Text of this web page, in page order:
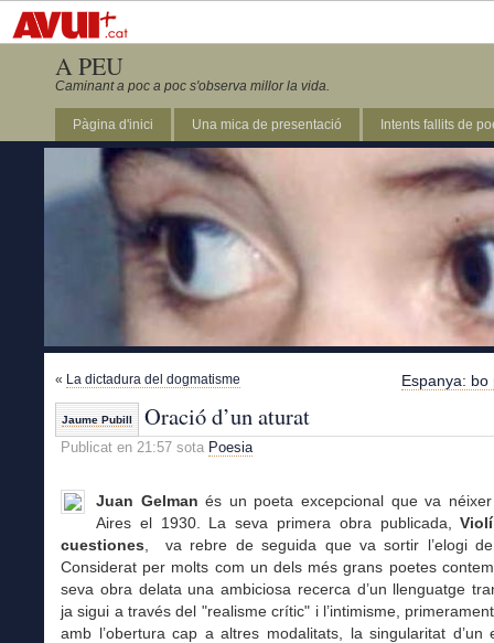
A PEU
Caminant a poc a poc s'observa millor la vida.
Pàgina d'inici Una mica de presentació Intents fallits de
« La dictadura del dogmatisme Espanya: bo
Jaume Pubill Oració d’un aturat
Publicat en 21:57 sota Poesia
Juan Gelman és un poeta excepcional que va
Aires el 1930. La seva primera obra publicada,
cuestiones , va rebre de seguida que va sortir l’elogi
Considerat per molts com un dels més grans poetes
seva obra delata una ambiciosa recerca d’un llenguatge
ja sigui a través del "realisme crític" i l’intimisme,
amb l’obertura cap a altres modalitats, la singularitat d’un